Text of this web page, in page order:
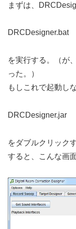
まずは、
DRCDesigner.bat
を実行する。（が
った。）
もしこれで起動し
DRCDesigner.jar
をダブルクリックす
すると、こんな画